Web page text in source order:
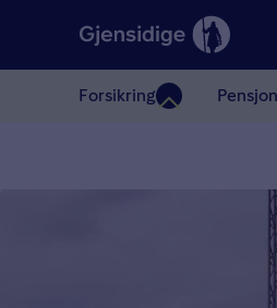
Forsikring Pensjon